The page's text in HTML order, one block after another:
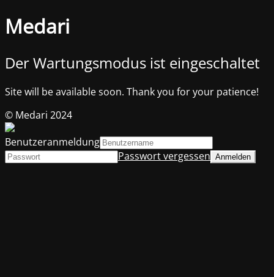
Medari
Der Wartungsmodus ist eingeschaltet
Site will be available soon. Thank you for your patience!
© Medari 2024
Benutzeranmeldung
Passwort vergessen